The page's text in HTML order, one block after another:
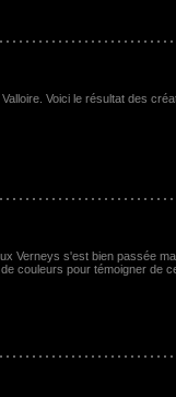
Voici le résultat des
Verneys s'est bien passée
couleurs pour témoigner de